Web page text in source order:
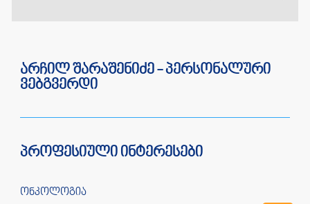
არჩილ შარაშენიძე - პერსონალური
ვებგვერდი
პროფესიული ინტერესები
ონკოლოგია